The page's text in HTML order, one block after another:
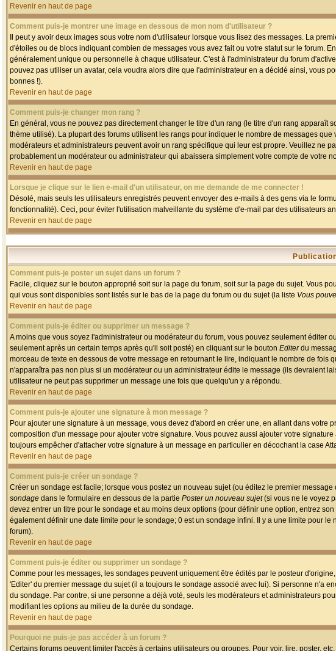
Revenir en haut de page
Comment puis-je montrer une image en dessous de mon nom d'utilisateur ?
Il peut y avoir deux images sous votre nom d'utilisateur lorsque vous lisez des messages. La
d'étoiles ou de blocs indiquant combien de messages vous avez fait ou votre statut sur le forum.
généralement unique ou personnelle à chaque utilisateur. C'est à l'administrateur du forum
pouvez pas utiliser un avatar, cela voudra alors dire que l'administrateur en a décidé ainsi, vous
bonnes !).
Revenir en haut de page
Comment puis-je changer mon rang ?
En général, vous ne pouvez pas directement changer le titre d'un rang (le titre d'un rang
thème utilisé). La plupart des forums utilisent les rangs pour indiquer le nombre de messages
modérateurs et administrateurs peuvent avoir un rang spécifique qui leur est propre. Veuillez ne
probablement un modérateur ou administrateur qui abaissera simplement votre compte de votre
Revenir en haut de page
Lorsque je clique sur le lien e-mail d'un utilisateur, on me demande de me connecter !
Désolé, mais seuls les utilisateurs enregistrés peuvent envoyer des e-mails à des gens via le
fonctionnalité). Ceci, pour éviter l'utilisation malveillante du système d'e-mail par des utilisateurs
Revenir en haut de page
Comment puis-je poster un sujet dans un forum ?
Facile, cliquez sur le bouton approprié soit sur la page du forum, soit sur la page du sujet. Vous
qui vous sont disponibles sont listés sur le bas de la page du forum ou du sujet (la liste Vous
Revenir en haut de page
Comment puis-je éditer ou supprimer un message ?
A moins que vous soyez l'administrateur ou modérateur du forum, vous pouvez seulement éditer
seulement après un certain temps après qu'il soit posté) en cliquant sur le bouton Editerdu
morceau de texte en dessous de votre message en retournant le lire, indiquant le nombre de fois
n'apparaîtra pas non plus si un modérateur ou un administrateur édite le message (ils devraient
utilisateur ne peut pas supprimer un message une fois que quelqu'un y a répondu.
Revenir en haut de page
Comment puis-je ajouter une signature à mon message ?
Pour ajouter une signature à un message, vous devez d'abord en créer une, en allant dans votre
composition d'un message pour ajouter votre signature. Vous pouvez aussi ajouter votre
toujours empêcher d'attacher votre signature à un message en particulier en décochant la case
Revenir en haut de page
Comment puis-je créer un sondage ?
Créer un sondage est facile; lorsque vous postez un nouveau sujet (ou éditez le premier
sondage dans le formulaire en dessous de la partie Poster un nouveau sujet(si vous ne le voyez
devez entrer un titre pour le sondage et au moins deux options (pour définir une option, entrez
également définir une date limite pour le sondage; 0 est un sondage infini. Il y a une limite pour
forum).
Revenir en haut de page
Comment puis-je éditer ou supprimer un sondage ?
Comme pour les messages, les sondages peuvent uniquement être édités par le posteur
'Editer' du premier message du sujet (il a toujours le sondage associé avec lui). Si personne n'a
du sondage. Par contre, si une personne a déjà voté, seuls les modérateurs et administrateurs
modifiant les options au milieu de la durée du sondage.
Revenir en haut de page
Pourquoi ne puis-je pas accéder à un forum ?
Certains forums peuvent limiter l'accès à certains utilisateurs ou groupes. Pour voir, lire, poster,